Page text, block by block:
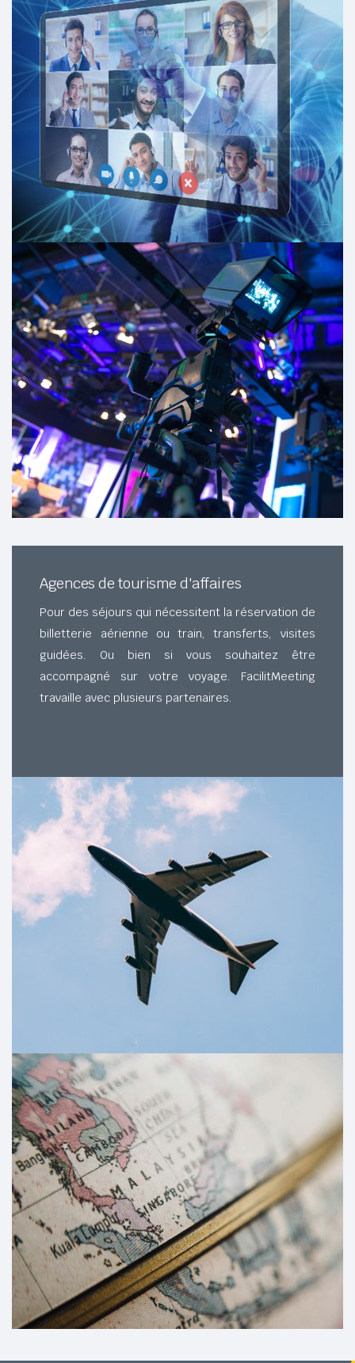
Agences de tourisme d'affaires
Pour des séjours qui nécessitent la réservation de
billetterie aérienne ou train, transferts, visites
guidées. Ou bien si vous souhaitez être
accompagné sur votre voyage. FacilitMeeting
travaille avec plusieurs partenaires.